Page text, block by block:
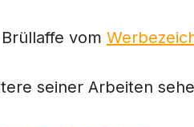
vom
seiner Arbeiten